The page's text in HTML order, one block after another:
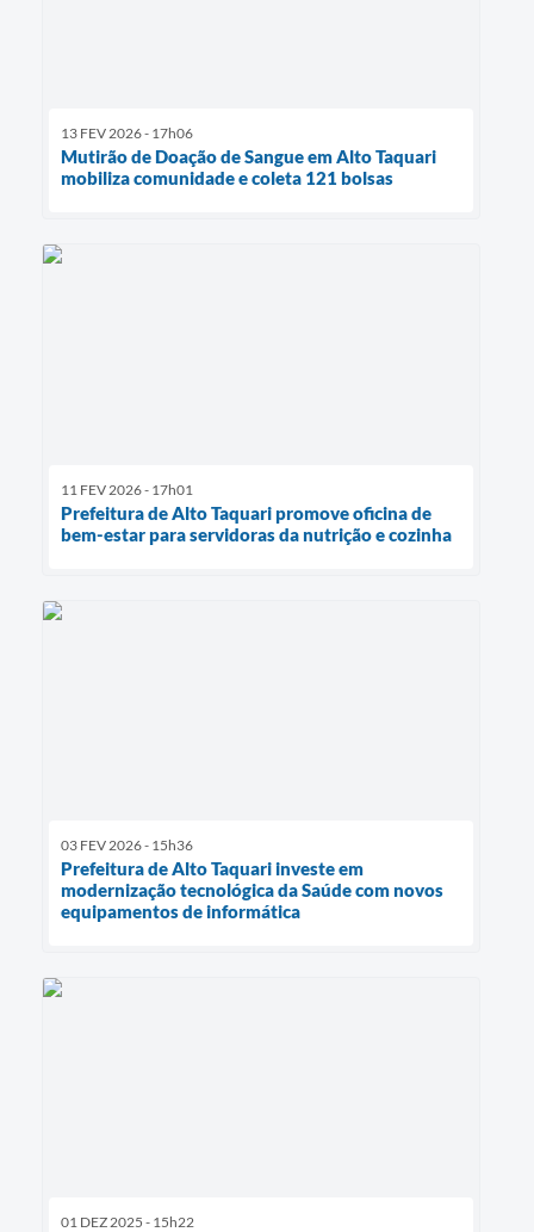
13 FEV 2026 - 17h06
Mutirão de Doação de Sangue em Alto Taquari
mobiliza comunidade e coleta 121 bolsas
11 FEV 2026 - 17h01
Prefeitura de Alto Taquari promove oficina de
bem-estar para servidoras da nutrição e cozinha
03 FEV 2026 - 15h36
Prefeitura de Alto Taquari investe em
modernização tecnológica da Saúde com novos
equipamentos de informática
01 DEZ 2025 - 15h22